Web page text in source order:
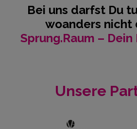
Bei uns darfst Du
woanders nicht
Sprung.Raum – Dein
Unsere